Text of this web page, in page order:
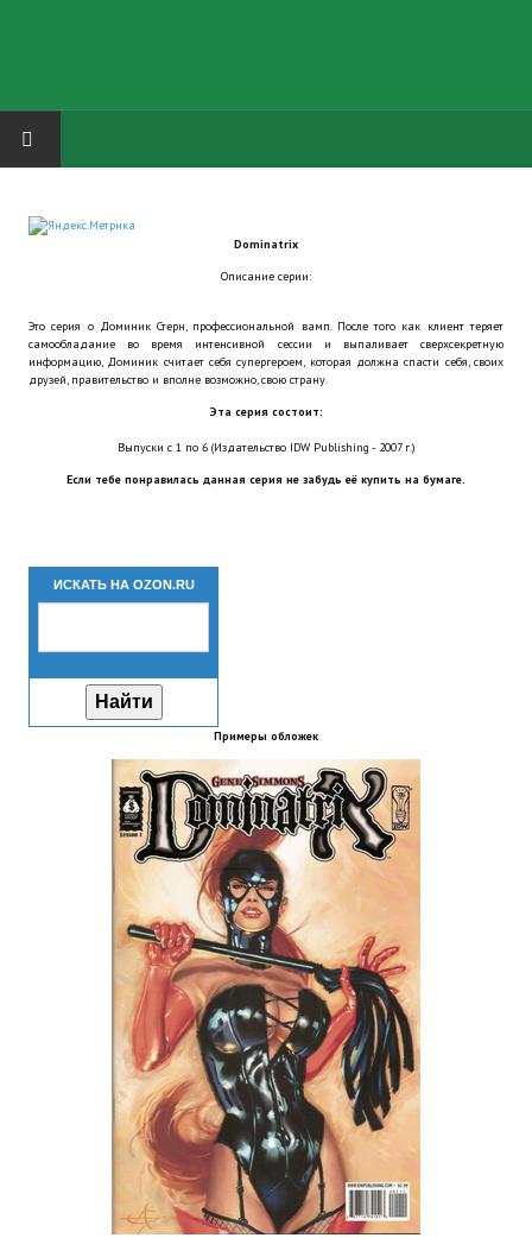
Русская биржа
Теневой кардинал для Обливиона
Aliens vs Predator 2 (Русские субтитры)
Моды группы
Теневой кардинал для Скайрима
Работы Alexandra10
Apella CBBE SSE BodySlide (with Physics)
Apella 2.0 CBBE SSE BodySlide (with Physics)
Kitana CBBE SSE BodySlide (with Physics)
New Light Skyrim SE
SB Corset Armor CBBE SSE BodySlide (with Physics)
Wedding Wear CBBE SSE BodySlide (with Physics)
Работы Тестера 55
Наёмный оборотень
Небесный воин
Dominatrix
Описание серии:
Это серия о Доминик Стерн, профессиональной вамп. После того как клиент теряет
самообладание во время интенсивной сессии и выпаливает сверхсекретную
информацию, Доминик считает себя супергероем, которая должна спасти себя, своих
друзей, правительство и вполне возможно, свою страну.
Эта серия состоит:
Выпуски с 1 по 6 (Издательство IDW Publishing - 2007 г.)
Если тебе понравилась данная серия не забудь её купить на бумаге.
ИСКАТЬ НА OZON.RU
Примеры обложек